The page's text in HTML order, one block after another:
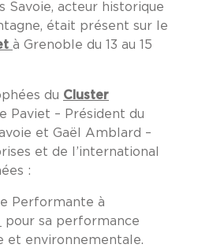
Savoie, acteur historique
était présent sur le
à Grenoble du 13 au 15
du Cluster
Paviet – Président du
et Gaël Amblard –
et de l’international
:
Performante à
pour sa performance
et environnementale.